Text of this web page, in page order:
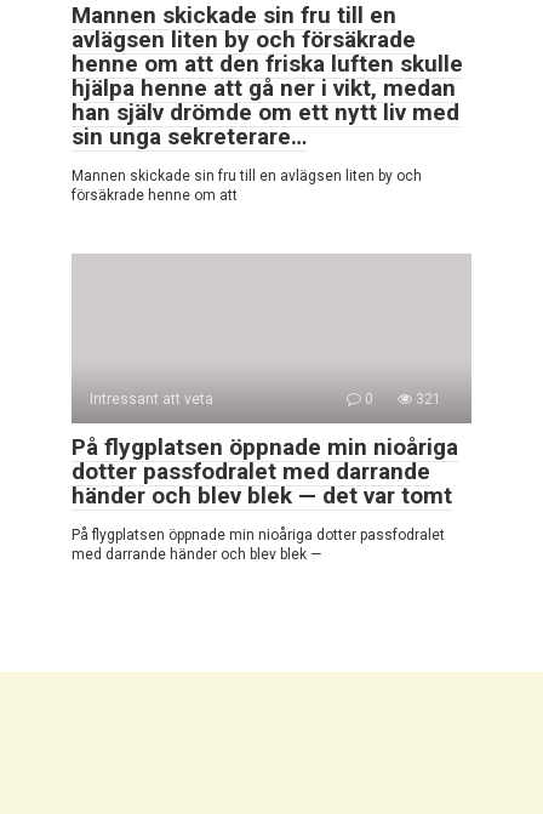
Mannen skickade sin fru till en
avlägsen liten by och försäkrade
henne om att den friska luften skulle
hjälpa henne att gå ner i vikt, medan
han själv drömde om ett nytt liv med
sin unga sekreterare…
Mannen skickade sin fru till en avlägsen liten by och
försäkrade henne om att
Intressant att veta 0 321
På flygplatsen öppnade min nioåriga
dotter passfodralet med darrande
händer och blev blek — det var tomt
På flygplatsen öppnade min nioåriga dotter passfodralet
med darrande händer och blev blek —